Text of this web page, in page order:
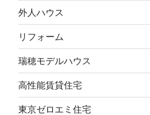
外人ハウス
リフォーム
瑞穂モデルハウス
高性能賃貸住宅
東京ゼロエミ住宅